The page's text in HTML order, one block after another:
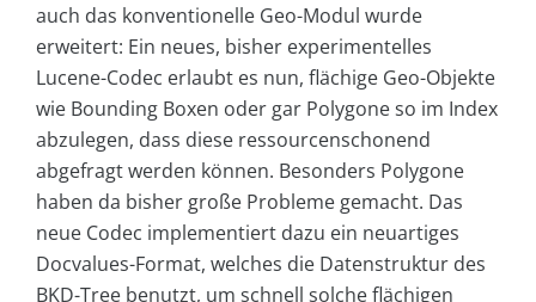
auch das konventionelle Geo-Modul wurde
erweitert: Ein neues, bisher experimentelles
Lucene-Codec erlaubt es nun, flächige Geo-Objekte
wie Bounding Boxen oder gar Polygone so im Index
abzulegen, dass diese ressourcenschonend
abgefragt werden können. Besonders Polygone
haben da bisher große Probleme gemacht. Das
neue Codec implementiert dazu ein neuartiges
Docvalues-Format, welches die Datenstruktur des
BKD-Tree benutzt, um schnell solche flächigen